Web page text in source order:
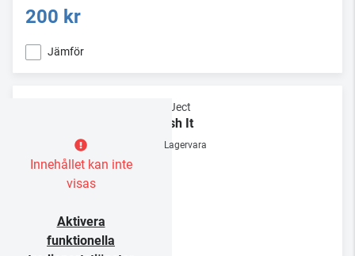
200 kr
Jämför
Innehållet kan inte
visas
Aktivera
funktionella
Pro-Ject
Brush It
Lagervara